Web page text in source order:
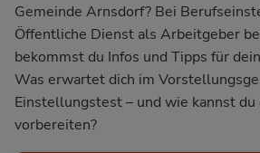
Gemeinde Arnsdorf? Bei
Öffentliche Dienst als Arbeitgeber
bekommst du Infos und Tipps für
Was erwartet dich im
Einstellungstest – und wie kannst du
vorbereiten?